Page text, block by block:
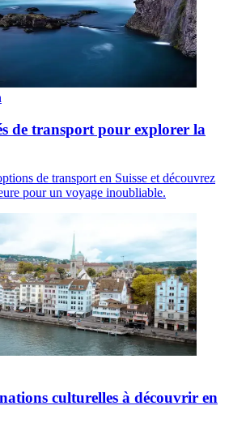
de transport pour explorer la
de transport en Suisse et découvrez
pour un voyage inoubliable.
culturelles à découvrir en